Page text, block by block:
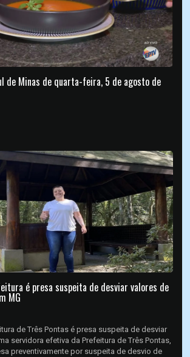
de Minas de quarta-feira, 5 de agosto de
é presa suspeita de desviar valores de
MG
de Três Pontas é presa suspeita de desviar
servidora efetiva da Prefeitura de Três Pontas,
preventivamente por suspeita de desvio de